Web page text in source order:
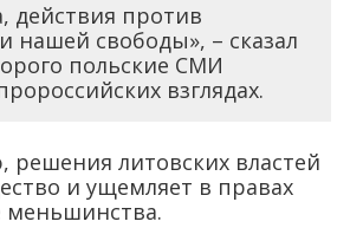
действия против
нашей свободы», – сказал
польские СМИ
взглядах.
решения литовских властей
и ущемляет в правах